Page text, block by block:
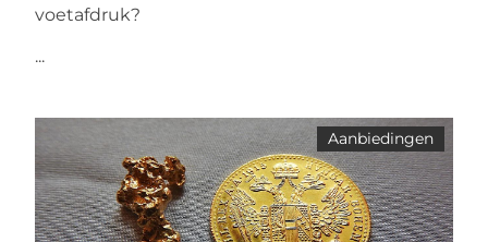
voetafdruk?
...
Aanbiedingen